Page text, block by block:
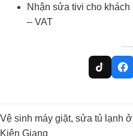
Nhận sửa tivi cho
– VAT
Vệ sinh máy giặt, sửa tủ lạnh ở
Kiên Giang